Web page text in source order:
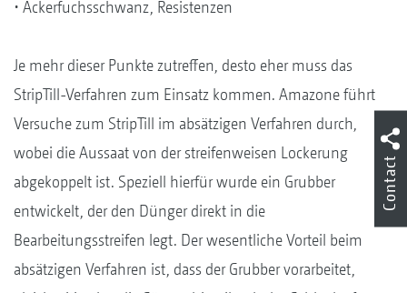
• Ackerfuchsschwanz, Resistenzen
Je mehr dieser Punkte zutreffen, desto eher muss das
StripTill-Verfahren zum Einsatz kommen. Amazone führt
Versuche zum StripTill im absätzigen Verfahren durch,
wobei die Aussaat von der streifenweisen Lockerung
abgekoppelt ist. Speziell hierfür wurde ein Grubber
entwickelt, der den Dünger direkt in die
Bearbeitungsstreifen legt. Der wesentliche Vorteil beim
absätzigen Verfahren ist, dass der Grubber vorarbeitet,
Contact